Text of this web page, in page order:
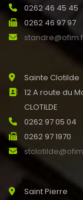
0262 46 45 45
0262 46 97 97
Sainte Clotilde
12 A route du
CLOTILDE
0262 97 05 04
0262 97 1970
Saint Pierre